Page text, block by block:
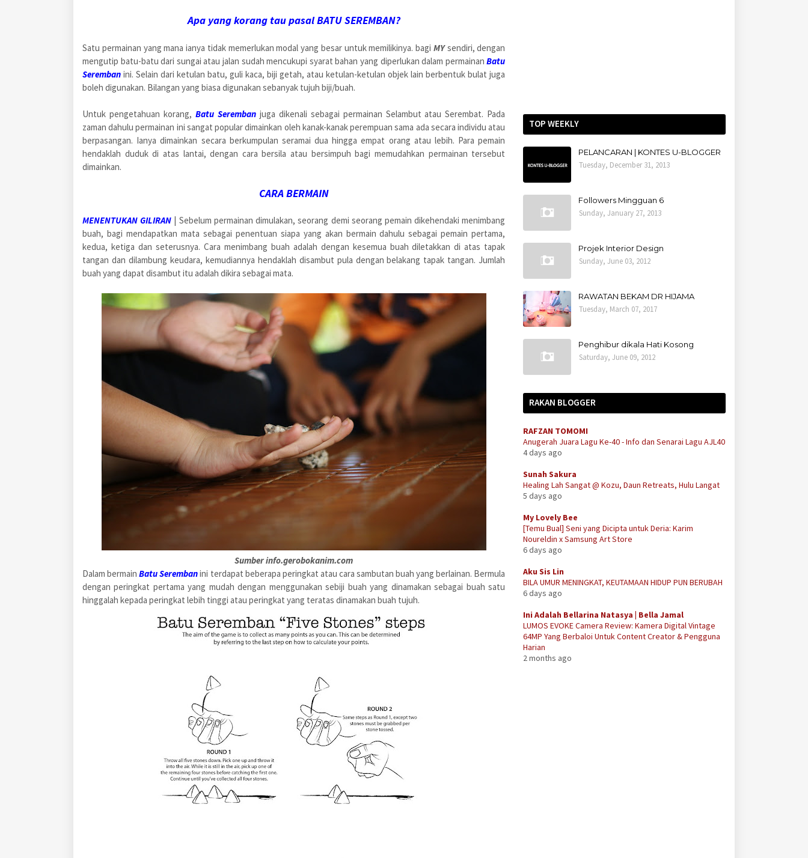
Apa yang korang tau pasal BATU SEREMBAN?
Satu permainan yang mana ianya tidak memerlukan modal yang besar untuk memilikinya. bagi MYsendiri, dengan
mengutip batu-batu dari sungai atau jalan sudah mencukupi syarat bahan yang diperlukan dalam permainanBatu
Seremban ini. Selain dari ketulan batu, guli kaca, biji getah, atau ketulan-ketulan objek lain berbentuk bulat juga
boleh digunakan. Bilangan yang biasa digunakan sebanyak tujuh biji/buah.
Untuk pengetahuan korang, Batu Serembanjuga dikenali sebagai permainan Selambut atau Serembat. Pada
zaman dahulu permainan ini sangat popular dimainkan oleh kanak-kanak perempuan sama ada secara individu atau
berpasangan. Ianya dimainkan secara berkumpulan seramai dua hingga empat orang atau lebih. Para pemain
hendaklah duduk di atas lantai, dengan cara bersila atau bersimpuh bagi memudahkan permainan tersebut
dimainkan.
CARA BERMAIN
MENENTUKAN GILIRAN | Sebelum permainan dimulakan, seorang demi seorang pemain dikehendaki menimbang
buah, bagi mendapatkan mata sebagai penentuan siapa yang akan bermain dahulu sebagai pemain pertama,
kedua, ketiga dan seterusnya. Cara menimbang buah adalah dengan kesemua buah diletakkan di atas tapak
tangan dan dilambung keudara, kemudiannya hendaklah disambut pula dengan belakang tapak tangan. Jumlah
buah yang dapat disambut itu adalah dikira sebagai mata.
Sumber info.gerobokanim.com
Dalam bermainBatu Serembanini terdapat beberapa peringkat atau cara sambutan buah yang berlainan. Bermula
dengan peringkat pertama yang mudah dengan menggunakan sebiji buah yang dinamakan sebagai buah satu
hinggalah kepada peringkat lebih tinggi atau peringkat yang teratas dinamakan buah tujuh.
TOP WEEKLY
PELANCARAN | KONTES U-BLOGGER
Tuesday, December 31, 2013
Followers Mingguan 6
Sunday, January 27, 2013
Projek Interior Design
Sunday, June 03, 2012
RAWATAN BEKAM DR HIJAMA
Tuesday, March 07, 2017
Penghibur dikala Hati Kosong
Saturday, June 09, 2012
RAKAN BLOGGER
RAFZAN TOMOMI
Anugerah Juara Lagu Ke-40 - Info dan Senarai Lagu AJL40
4 days ago
Sunah Sakura
Healing Lah Sangat @ Kozu, Daun Retreats, Hulu Langat
5 days ago
My Lovely Bee
[Temu Bual] Seni yang Dicipta untuk Deria: Karim
Noureldin x Samsung Art Store
6 days ago
Aku Sis Lin
BILA UMUR MENINGKAT, KEUTAMAAN HIDUP PUN BERUBAH
6 days ago
Ini Adalah Bellarina Natasya | Bella Jamal
LUMOS EVOKE Camera Review: Kamera Digital Vintage
64MP Yang Berbaloi Untuk Content Creator & Pengguna
Harian
2 months ago